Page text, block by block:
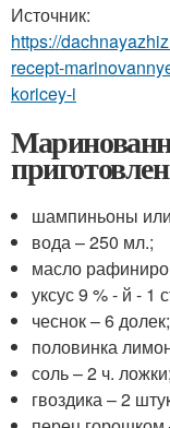
Источник:
https://
recept-
koricey-i
шампиньоны
вода – 250 мл.;
масло
уксус 9 % - й - 1
чеснок – 6 долек;
половинка
соль – 2 ч. ложки;
гвоздика – 2